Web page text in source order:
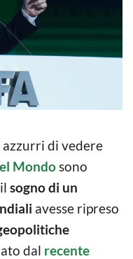
azzurri di vedere
Mondosono
sogno di un
avesse ripreso
dal recente